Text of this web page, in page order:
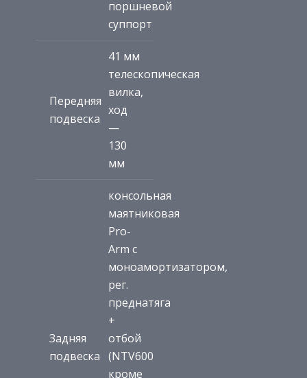
поршневой
суппорт
Передняя
подвеска
41 мм
телескопическая
вилка,
ход
—
130
мм
Задняя
подвеска
консольная
маятниковая
Pro-
Arm с
моноамортизатором,
рег.
преднатяга
+
отбой
(NTV600
кроме